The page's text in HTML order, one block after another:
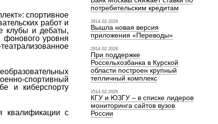
спортивное
работ и
клубы и дебаты,
фонового уровня
спортивный
и киберспорту
квалификации с
потребительским кредитам
2814.02.2026
Вышла новая версия
приложения «Переводы»
2814.02.2026
При поддержке
Россельхозбанка в Курской
области построен крупный
тепличный комплекс
2514.02.2026
КГУ и ЮЗГУ – в списке лидеров
мониторинга сайтов вузов
России